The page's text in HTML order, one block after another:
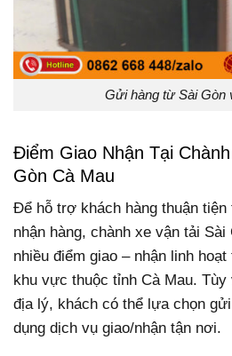
Gửi hàng từ Sài Gòn
Điểm Giao Nhận Tại
Gòn Cà Mau
Để hỗ trợ khách hàng thuận
nhận hàng, chành xe vận tải
nhiều điểm giao – nhận linh
khu vực thuộc tỉnh Cà Mau.
địa lý, khách có thể lựa chọn
dụng dịch vụ giao/nhận tận nơi.